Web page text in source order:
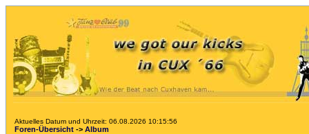
Aktuelles Datum und Uhrzeit: 06.08.2026 10:15:56
Foren-Übersicht -> Album